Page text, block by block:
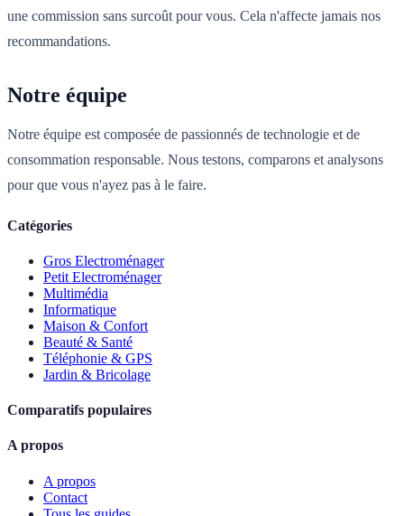
une commission sans surcoût pour vous. Cela n'affecte jamais nos
recommandations.
Notre équipe
Notre équipe est composée de passionnés de technologie et de
consommation responsable. Nous testons, comparons et analysons
pour que vous n'ayez pas à le faire.
Catégories
Gros Electroménager
Petit Electroménager
Multimédia
Informatique
Maison & Confort
Beauté & Santé
Téléphonie & GPS
Jardin & Bricolage
Comparatifs populaires
A propos
A propos
Contact